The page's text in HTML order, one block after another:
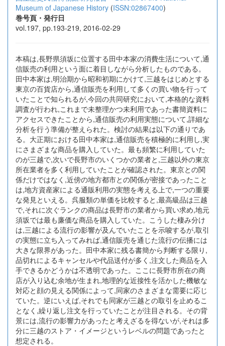
Museum of Japanese History (ISSN:02867400)
巻号頁・発行日
vol.197, pp.193-219, 2016-02-29
本稿は,長野県須坂に位置する田中本家の消費生活について,通
信販売の利用という面に着目しながら分析したものである。
田中本家は,明治期から昭和初期にかけて,三越をはじめとする
東京の百貨店から,通信販売を利用して多くの買い物を行って
いたことで知られるが,今回の共同研究において,本格的な資料
調査が行われ,これまで未整理かつ未利用であった書簡資料に
アクセスできたことから,通信販売の利用実態について,詳細な
分析を行う準備が整えられた。検討の結果は以下の通りであ
る。大正期における田中本家は,通信販売を積極的に利用し,実
にさまざまな商品を購入していた。最も頻繁に利用していた
のが三越で,次いで長野市のいくつかの業者と,三越以外の東京
所在業者を多く利用していたことが確認された。東京との関
係だけではなく,近傍の地方都市との関係が密接であったこと
は,地方資産家による通販利用の実態を考える上で,一つの重要
な発見といえる。呉服類の単価を比較すると,最高級品は三越
で,それに次ぐランクの商品は長野市の業者から買い求め,地元
須坂では最も廉価な商品を購入していた。こうした棲み分け
は,三越による流行の影響が及んでいたことを示唆するが,取引
の実態に立ち入ってみれば,通信販売を通じた流行の伝播には
大きな限界があった。田中本家に残る書簡から判断する限り,
品切れによるキャンセルや代品送付が多く,注文した商品を入
手できるかどうかは不透明であった。ここに長野市所在の商
店が入り込む余地が生まれ,地理的な近接性を活かした機敏な
対応と顔の見える関係によって,同家のさまざまな需要に応じ
ていた。逆にいえば,それでも同家が三越との取引を止めるこ
となく,繰り返し注文を行っていたことが注目される。その背
景には,流行の影響力があったと考えざるを得ないが,それは多
分に三越のストア・イメージというレベルの問題であったと
想定される。